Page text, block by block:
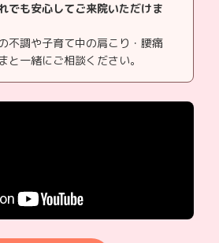
でも安心してご来院いただけま
不調や子育て中の肩こり・腰痛
と一緒にご相談ください。